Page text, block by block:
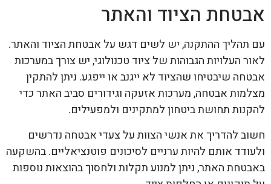
אבטחת הציוד והאתר
עם תהליך ההתקנה, יש לשים דגש על אבטחת הציוד והאתר.
לאור העלויות הגבוהות של ציוד טכנולוגי, יש צורך במערכות
אבטחה שיבטיחו שהציוד לא ייגנב או ייפגע. ניתן להתקין
מצלמות אבטחה, מערכות אזעקה וגידורים סביב האתר כדי
להקנות תחושת ביטחון למתקינים ולמפעילים.
חשוב להדריך את אנשי הצוות על צעדי אבטחה נדרשים
ולעודד אותם להיות ערניים לסיכונים פוטנציאליים. בהשקעה
באבטחת האתר, ניתן למנוע תקלות ולחסוך בהוצאות נוספות